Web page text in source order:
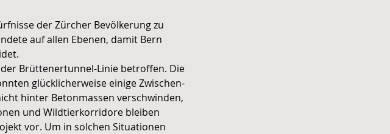
der Zürcher Bevölkerung zu
auf allen Ebenen, damit Bern
Brüttenertunnel-Linie betroffen. Die
glücklicherweise einige Zwischen-
hinter Betonmassen verschwinden,
und Wildtierkorridore bleiben
vor. Um in solchen Situationen